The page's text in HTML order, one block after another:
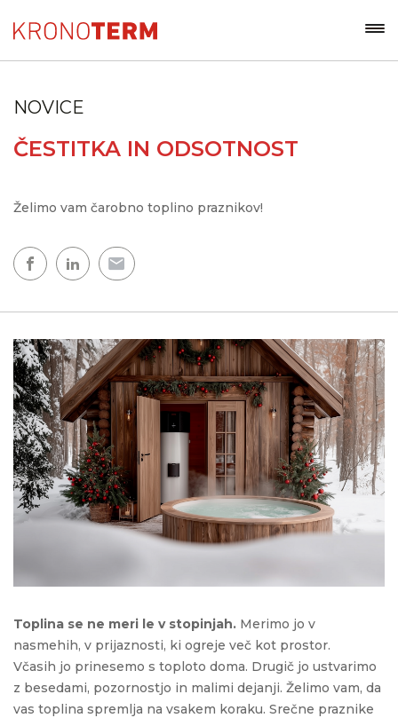
NOVICE
ČESTITKA IN ODSOTNOST
Želimo vam čarobno toplino praznikov!
Toplina se ne meri le v stopinjah. Merimo jo v
nasmehih, v prijaznosti, ki ogreje več kot prostor.
Včasih jo prinesemo s toploto doma. Drugič jo ustvarimo
z besedami, pozornostjo in malimi dejanji. Želimo vam, da
vas toplina spremlja na vsakem koraku. Srečne praznike